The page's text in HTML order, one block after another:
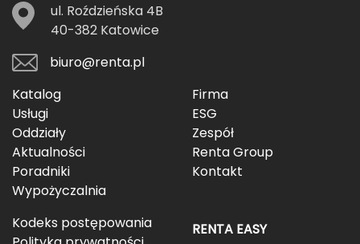
ul. Roździeńska 4B
40-382 Katowice
biuro@renta.pl
Katalog
Usługi
Oddziały
Aktualności
Poradniki
Wypożyczalnia
Firma
ESG
Zespół
Renta Group
Kontakt
Kodeks postępowania
RENTA EASY